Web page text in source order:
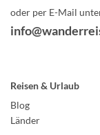
oder per E-Mail
Reisen & Urlaub
Blog
Länder